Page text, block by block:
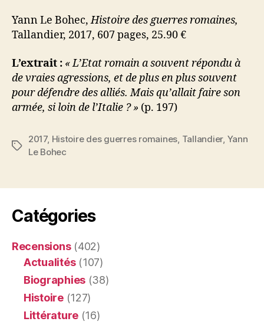
Yann Le Bohec,Histoire des guerres romaines,
Tallandier, 2017, 607 pages, 25.90 €
L’extrait : « L’Etat romain a souvent répondu à
de vraies agressions, et de plus en plus souvent
pour défendre des alliés. Mais qu’allait faire son
armée, si loin de l’Italie ? » (p. 197)
Étiquettes
2017, Histoire des guerres romaines Tallandier, Yann
Le Bohec
Catégories
Recensions(402)
Actualités(107)
Biographies (38)
Histoire(127)
Littérature (16)